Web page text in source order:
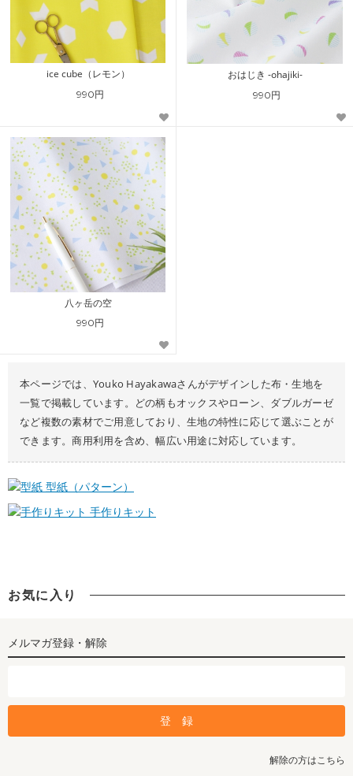
ice cube（レモン）
990円
おはじき -ohajiki-
990円
八ヶ岳の空
990円
本ページでは、Youko Hayakawaさんがデザインした布・生地を
一覧で掲載しています。どの柄もオックスやローン、ダブルガーゼ
など複数の素材でご用意しており、生地の特性に応じて選ぶことが
できます。商用利用を含め、幅広い用途に対応しています。
型紙（パターン）
手作りキット
お気に入り
メルマガ登録・解除
解除の方はこちら